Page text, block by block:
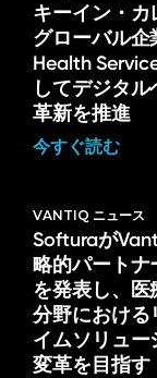
キーイン・カ
グローバル企
Health
してデジタ
革新を推進
今すぐ読む
VANTIQ ニュース
Softuraが
略的パートナ
を発表し、医
分野における
イムソリュー
変革を目指す